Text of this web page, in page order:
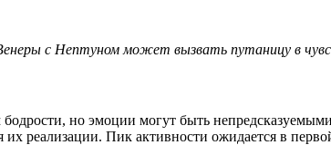
с Нептуном может вызвать путаницу в
но эмоции могут быть
реализации. Пик активности ожидается в